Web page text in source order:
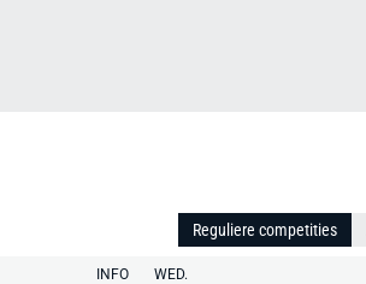
Reguliere competities
INFO WED.